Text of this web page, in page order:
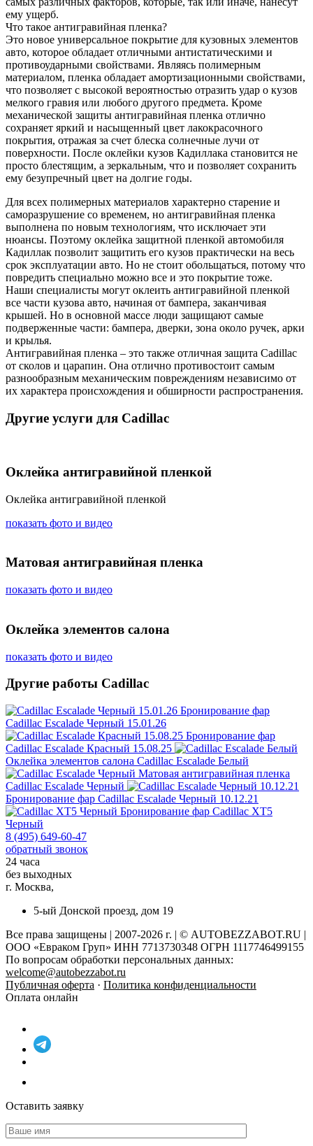
ему ущерб.
Что такое антигравийная пленка?
Это новое универсальное покрытие для кузовных элементов
авто, которое обладает отличными антистатическими и
противоударными свойствами. Являясь полимерным
материалом, пленка обладает амортизационными свойствами,
что позволяет с высокой вероятностью отразить удар о кузов
мелкого гравия или любого другого предмета. Кроме
механической защиты антигравийная пленка отлично
сохраняет яркий и насыщенный цвет лакокрасочного
покрытия, отражая за счет блеска солнечные лучи от
поверхности. После оклейки кузов Кадиллака становится не
просто блестящим, а зеркальным, что и позволяет сохранить
ему безупречный цвет на долгие годы.
Для всех полимерных материалов характерно старение и
саморазрушение со временем, но антигравийная пленка
выполнена по новым технологиям, что исключает эти
нюансы. Поэтому оклейка защитной пленкой автомобиля
Кадиллак позволит защитить его кузов практически на весь
срок эксплуатации авто. Но не стоит обольщаться, потому что
повредить специально можно все и это покрытие тоже.
Наши специалисты могут оклеить антигравийной пленкой
все части кузова авто, начиная от бампера, заканчивая
крышей. Но в основной массе люди защищают самые
подверженные части: бампера, дверки, зона около ручек, арки
и крылья.
Антигравийная пленка – это также отличная защита Cadillac
от сколов и царапин. Она отлично противостоит самым
разнообразным механическим повреждениям независимо от
их характера происхождения и обширности распространения.
Другие услуги для Cadillac
Оклейка антигравийной пленкой
Оклейка антигравийной пленкой
показать фото и видео
Матовая антигравийная пленка
показать фото и видео
Оклейка элементов салона
показать фото и видео
Другие работы Cadillac
Бронирование фар
Cadillac Escalade Черный 15.01.26
Бронирование фар
Cadillac Escalade Красный 15.08.25
Оклейка элементов салона Cadillac Escalade Белый
Матовая антигравийная пленка
Cadillac Escalade Черный
Бронирование фар Cadillac Escalade Черный 10.12.21
Бронирование фар Cadillac XT5
Черный
8 (495) 649-60-47
обратный звонок
24 часа
без выходных
г. Москва,
5-ый Донской проезд, дом 19
Все права защищены | 2007-2026 г. | © AUTOBEZZABOT.RU |
ООО «Евраком Груп» ИНН 7713730348 ОГРН 1117746499155
По вопросам обработки персональных данных:
welcome@autobezzabot.ru
Публичная оферта · Политика конфиденциальности
Оплата онлайн
Оставить заявку